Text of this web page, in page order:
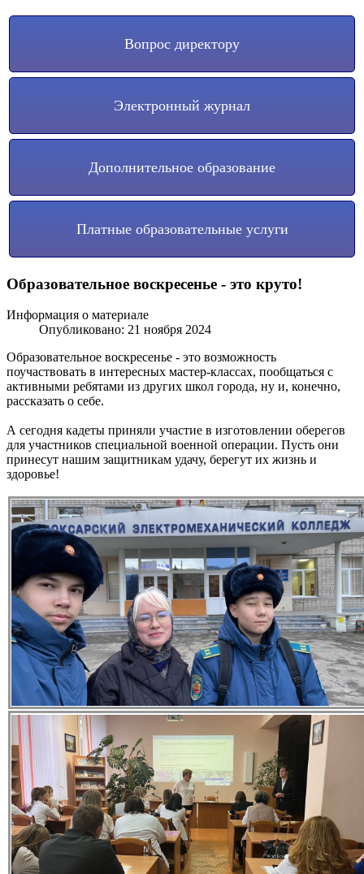
Вопрос директору
Электронный журнал
Дополнительное образование
Платные образовательные услуги
Образовательное воскресенье - это круто!
Информация о материале
Опубликовано: 21 ноября 2024
Образовательное воскресенье - это возможность
поучаствовать в интересных мастер-классах, пообщаться с
активными ребятами из других школ города, ну и, конечно,
рассказать о себе.
А сегодня кадеты приняли участие в изготовлении оберегов
для участников специальной военной операции. Пусть они
принесут нашим защитникам удачу, берегут их жизнь и
здоровье!